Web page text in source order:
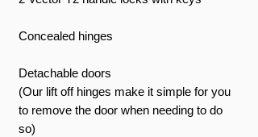
Concealed hinges
Detachable doors
(Our lift off hinges make it simple for you
to remove the door when needing to do
so)